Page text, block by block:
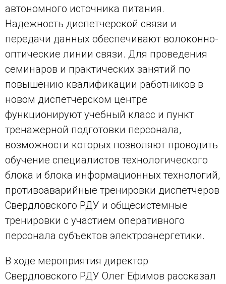
автономного источника питания.
Надежность диспетчерской связи и
передачи данных обеспечивают волоконно-
оптические линии связи. Для проведения
семинаров и практических занятий по
повышению квалификации работников в
новом диспетчерском центре
функционируют учебный класс и пункт
тренажерной подготовки персонала,
возможности которых позволяют проводить
обучение специалистов технологического
блока и блока информационных технологий,
противоаварийные тренировки диспетчеров
Свердловского РДУ и общесистемные
тренировки с участием оперативного
персонала субъектов электроэнергетики.
В ходе мероприятия директор
Свердловского РДУ Олег Ефимов рассказал